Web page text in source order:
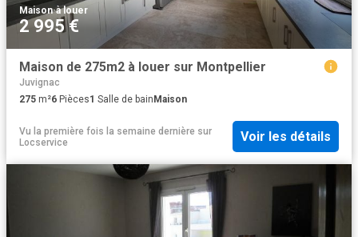
Maison·à louer
2 995 €
Maison de 275m2 à louer sur Montpellier
Juvignac
275 m²6 Pièces1 Salle de bain Maison
Vu la première fois la semaine dernière sur
Locservice
Voir les détails